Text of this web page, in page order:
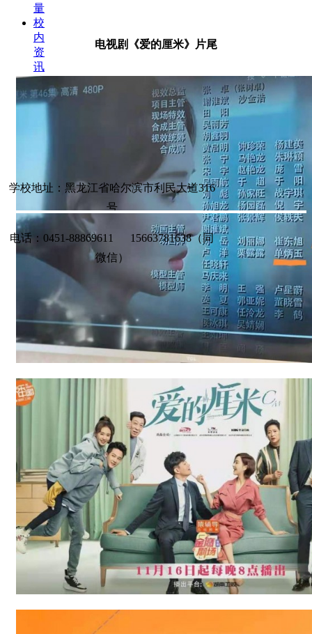
量
校
内
资
讯
术
答
系
我
们
招
答
电视剧《爱的厘米》片尾
学校地址：黑龙江省哈尔滨市利民大道316
号
电话：0451-88869611 15663781638（同
微信）